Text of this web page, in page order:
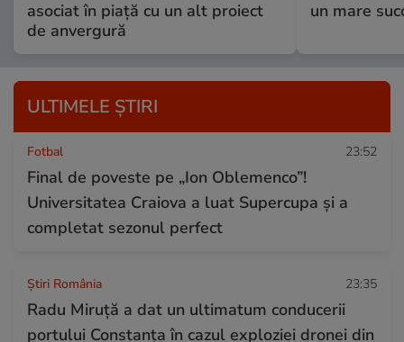
asociat în piață cu un alt proiect
de anvergură
un mare
ULTIMELE ȘTIRI
Fotbal 23:52
Final de poveste pe „Ion Oblemenco”!
Universitatea Craiova a luat Supercupa și a
completat sezonul perfect
Știri România 23:35
Radu Miruță a dat un ultimatum conducerii
portului Constanța în cazul exploziei dronei din